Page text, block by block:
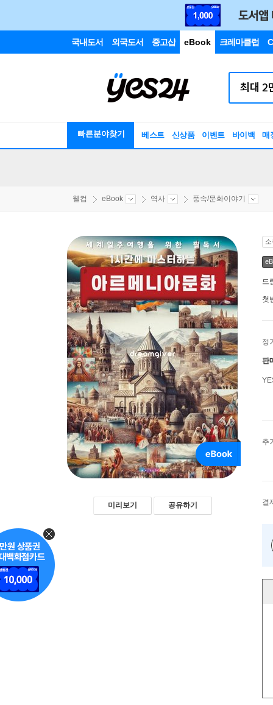
국내도서 외국도서 중고샵 eBook 크레마클럽
빠른분야찾기 베스트 신상품 이벤트 바이백 매
웰컴 eBook 역사 풍속/문화이야기
미리보기 공유하기
드
첫
정
판
추
결